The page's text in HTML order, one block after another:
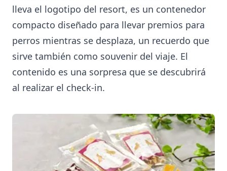
lleva el logotipo del resort, es un contenedor
compacto diseñado para llevar premios para
perros mientras se desplaza, un recuerdo que
sirve también como souvenir del viaje. El
contenido es una sorpresa que se descubrirá
al realizar el check-in.